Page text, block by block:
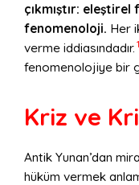
çıkmıştır:
fenomenoloji. Her
verme iddiasındadır. 1
fenomenolojiye bir
Kriz ve
Antik Yunan’dan
hüküm vermek